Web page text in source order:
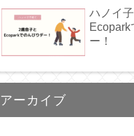
ハノイ
Ecopark
ー！
アーカイブ